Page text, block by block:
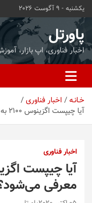
محتوا
بروید
یکشنبه - 9 آگوست 2026
پاورتل
اخبار فناوری، اپ بازار،
خـانـه
اخبار فناوری
آیا چیپست اگزینوس 2100 به زودی معرفی می‌شود؟
اخبار فناوری
معرفی